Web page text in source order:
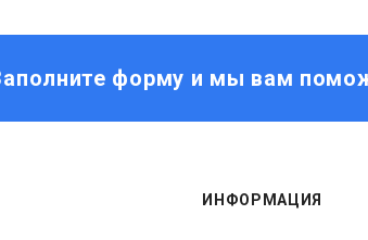
форму и мы вам
ИНФОРМАЦИЯ